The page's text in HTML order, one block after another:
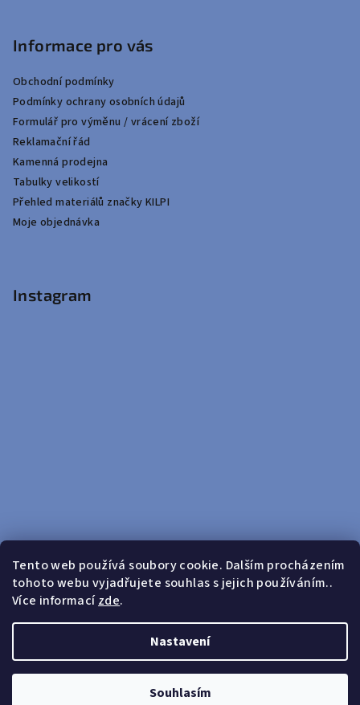
Tento web používá soubory cookie. Dalším procházením
tohoto webu vyjadřujete souhlas s jejich používáním..
Více informacízde.
Nastavení
Souhlasím
Informace pro vás
Obchodní podmínky
Podmínky ochrany osobních údajů
Formulář pro výměnu / vrácení zboží
Reklamační řád
Kamenná prodejna
Tabulky velikostí
Přehled materiálů značky KILPI
Moje objednávka
Instagram
Sledovat na Instagramu
Doprava zdarma od 599 Kč